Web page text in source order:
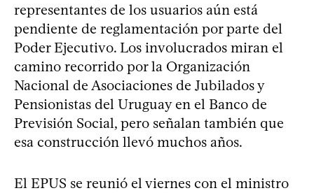
representantes de los usuarios aún está
pendiente de reglamentación por parte del
Poder Ejecutivo. Los involucrados miran el
camino recorrido por la Organización
Nacional de Asociaciones de Jubilados y
Pensionistas del Uruguay en el Banco de
Previsión Social, pero señalan también que
esa construcción llevó muchos años.
El EPUS se reunió el viernes con el ministro